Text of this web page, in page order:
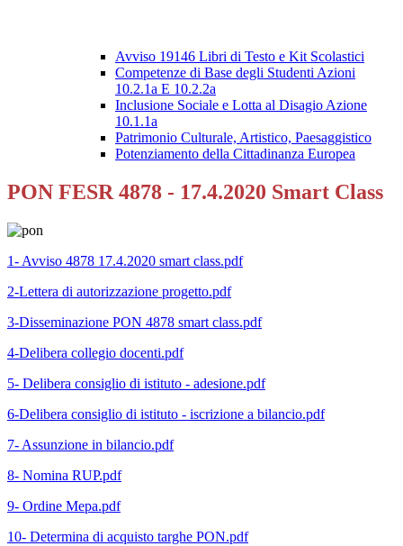
Avviso 19146 Libri di Testo e Kit Scolastici
Competenze di Base degli Studenti Azioni
10.2.1a E 10.2.2a
Inclusione Sociale e Lotta al Disagio Azione
10.1.1a
Patrimonio Culturale, Artistico, Paesaggistico
Potenziamento della Cittadinanza Europea
PON FESR 4878 - 17.4.2020 Smart Class
1- Avviso 4878 17.4.2020 smart class.pdf
2-Lettera di autorizzazione progetto.pdf
3-Disseminazione PON 4878 smart class.pdf
4-Delibera collegio docenti.pdf
5- Delibera consiglio di istituto - adesione.pdf
6-Delibera consiglio di istituto - iscrizione a bilancio.pdf
7- Assunzione in bilancio.pdf
8- Nomina RUP.pdf
9- Ordine Mepa.pdf
10- Determina di acquisto targhe PON.pdf